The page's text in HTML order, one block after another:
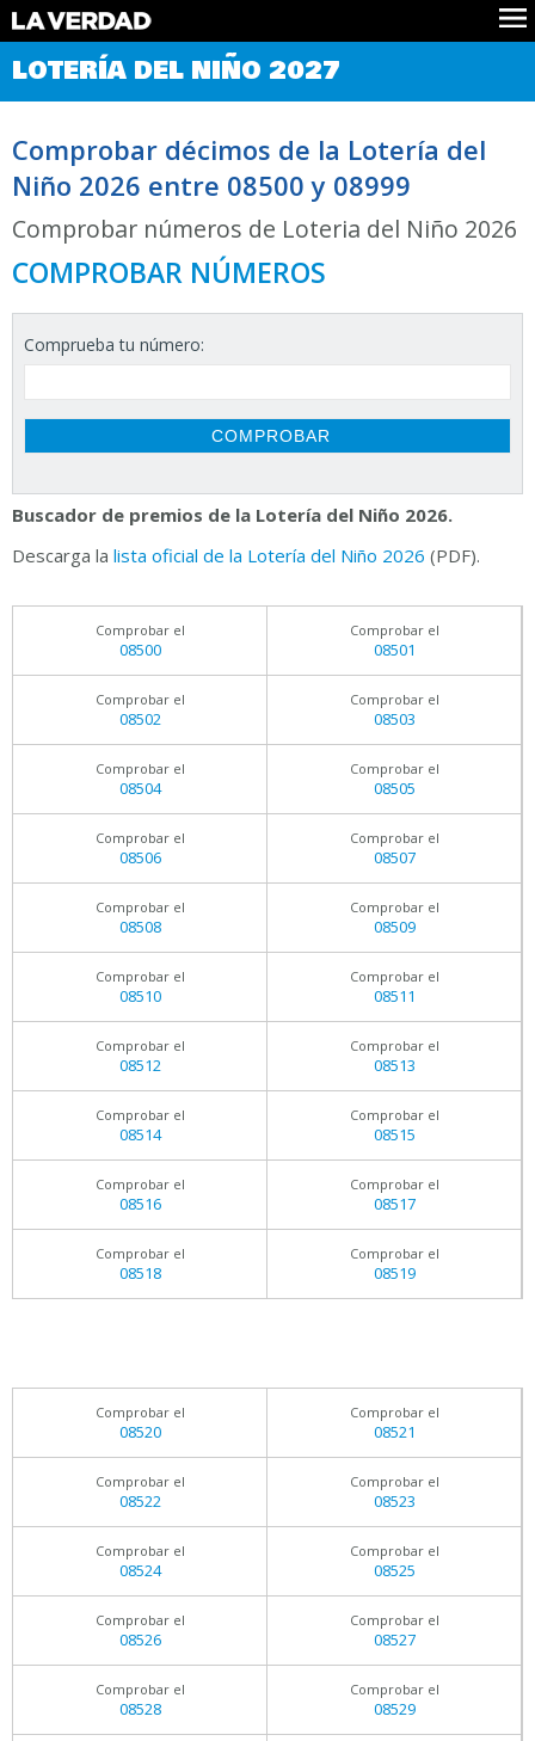
Comprobar Loteria del Niño
Premios
Noticias
Datos
Historia
LOTERÍA DEL NIÑO 2027
Comprobar décimos de la Lotería del
Niño 2026 entre 08500 y 08999
Comprobar números de Loteria del Niño 2026
COMPROBAR NÚMEROS
Comprueba tu número:
Buscador de premios de la Lotería del Niño 2026.
Descarga la lista oficial de la Lotería del Niño 2026 (PDF).
Comprobar el
08500
Comprobar el
08501
Comprobar el
08502
Comprobar el
08503
Comprobar el
08504
Comprobar el
08505
Comprobar el
08506
Comprobar el
08507
Comprobar el
08508
Comprobar el
08509
Comprobar el
08510
Comprobar el
08511
Comprobar el
08512
Comprobar el
08513
Comprobar el
08514
Comprobar el
08515
Comprobar el
08516
Comprobar el
08517
Comprobar el
08518
Comprobar el
08519
Comprobar el
08520
Comprobar el
08521
Comprobar el
08522
Comprobar el
08523
Comprobar el
08524
Comprobar el
08525
Comprobar el
08526
Comprobar el
08527
Comprobar el
08528
Comprobar el
08529